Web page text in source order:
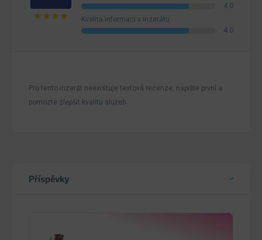
4.0
Kvalita informací v inzerátu
4.0
Pro tento inzerát neexistuje textová recenze, napište první a
pomozte zlepšit kvalitu služeb.
Příspěvky